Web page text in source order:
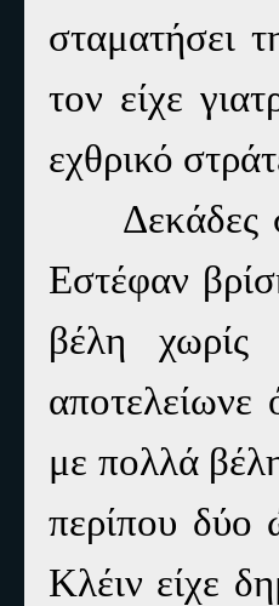
σταματήσει
τον είχε
εχθρικό
Δεκάδες
Εστέφαν
βέλη
αποτελείωνε
με πολλά
περίπου δύο
Κλέιν είχε